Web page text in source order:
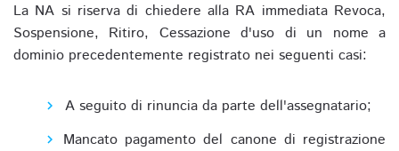
La NA si riserva di chiedere alla RA immediata Revoca,
Sospensione, Ritiro, Cessazione d'uso di un nome a
dominio precedentemente registrato nei seguenti casi:
A seguito di rinuncia da parte dell'assegnatario;
Mancato pagamento del canone di registrazione